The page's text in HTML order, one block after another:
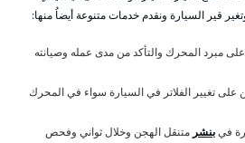
قير السيارة ونقدم خدمات متنوعة أيضاُ منها:
مبرد المحرك والتأكد من مدى عمله وصيانته
تغيير الفلاتر في السيارة سواء في المحرك
فيبنشر متنقل الهجن وخلال ثواني وفحص